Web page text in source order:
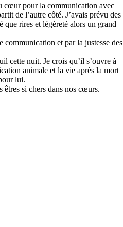
cœur pour la communication avec
de l’autre côté. J’avais prévu des
que rires et légèreté alors un grand
communication et par la justesse des
cette nuit. Je crois qu’il s’ouvre à
animale et la vie après la mort
lui.
êtres si chers dans nos cœurs.